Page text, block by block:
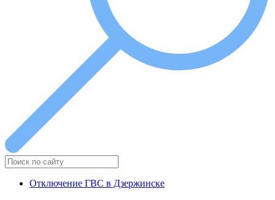
Отключение ГВС в Дзержинске